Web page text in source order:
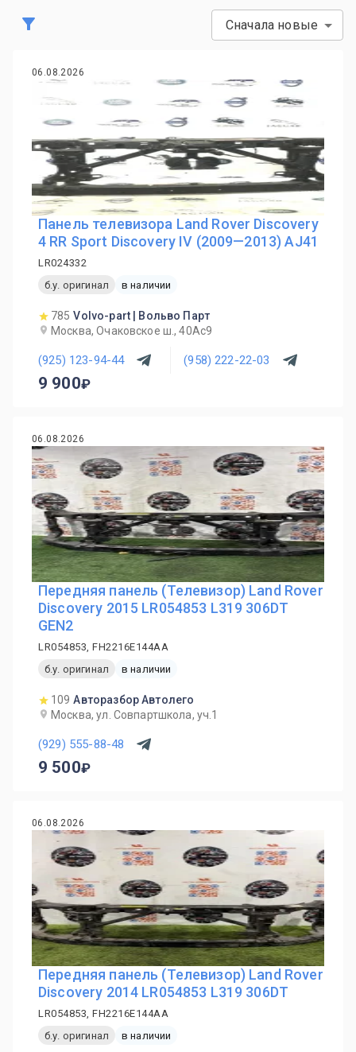
Сначала новые
06.08.2026
Панель телевизора Land Rover Discovery
4 RR Sport Discovery IV (2009—2013) AJ41
LR024332
б.у. оригинал
в наличии
785 Volvo-part | Вольво Парт
Москва, Очаковское ш., 40Ас9
(925) 123-94-44 (958) 222-22-03
9 900
06.08.2026
Передняя панель (Телевизор) Land Rover
Discovery 2015 LR054853 L319 306DT
GEN2
LR054853, FH2216E144AA
б.у. оригинал
в наличии
109 Авторазбор Автолего
Москва, ул. Совпартшкола, уч.1
(929) 555-88-48
9 500
06.08.2026
Передняя панель (Телевизор) Land Rover
Discovery 2014 LR054853 L319 306DT
LR054853, FH2216E144AA
б.у. оригинал
в наличии